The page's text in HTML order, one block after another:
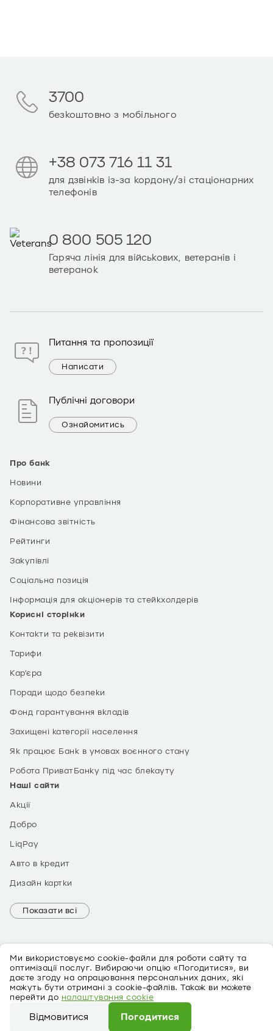
Ми використовуємо cookie-файли для роботи сайту та
оптимізації послуг. Вибираючи опцію «Погодитися», ви
даєте згоду на опрацювання персональних даних, які
можуть бути отримані з cookie-файлів. Також ви можете
перейти до налаштування cookie
Відмовитися Погодитися
Про банк
Новини
Корпоративне управління
Фінансова звітність
Рейтинги
Закупівлі
Соціальна позиція
Інформація для акціонерів та стейкхолдерів
Корисні сторінки
Контакти та реквізити
Тарифи
Кар’єра
Поради щодо безпеки
Фонд гарантування вкладів
Захищені категорії населення
Як працює Банк в умовах воєнного стану
Робота ПриватБанку під час блекауту
Наші сайти
Акції
Добро
LiqPay
Авто в кредит
Дизайн картки
Показати всі
3700
безкоштовно з мобільного
+38 073 716 11 31
для дзвінків із-за кордону/зі стаціонарних
телефонів
0 800 505 120
Гаряча лінія для військових, ветеранів і
ветеранок
Питання та пропозиції
Написати
Публічні договори
Ознайомитись
EN
2026 ПриватБанк Ліцензія № 22 від 05.10.2011